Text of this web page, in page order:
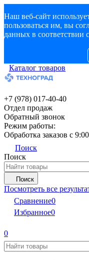
Наш веб-сайт
пользоваться им, вы
данных в соответствии с
Каталог товаров
+7 (978) 017-40-40
Отдел продаж
Обратный звонок
Режим работы:
Обработка заказов с
Поиск
Поиск
Поиск
Посмотреть все
Сравнение0
Избранное0
0